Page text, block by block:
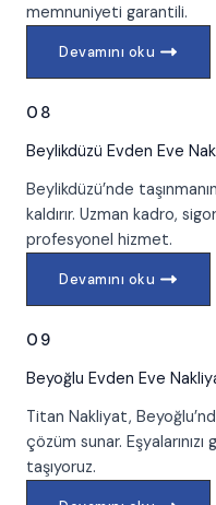
memnuniyeti garantili.
Devamını oku
08
Beylikdüzü Evden Eve
Beylikdüzü’nde
kaldırır. Uzman kadro,
profesyonel hizmet.
Devamını oku
09
Beyoğlu Evden Eve
Titan Nakliyat,
çözüm sunar.
taşıyoruz.